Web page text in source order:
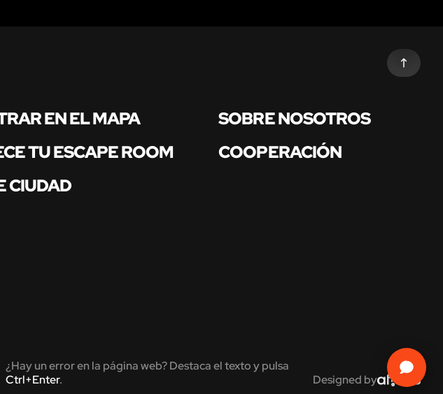
EN EL MAPA
SOBRE NOSOTROS
TU ESCAPE ROOM
COOPERACIÓN
CIUDAD
¿Hay un error en la página web? Destaca el texto y pulsa
Ctrl+Enter. Designed by